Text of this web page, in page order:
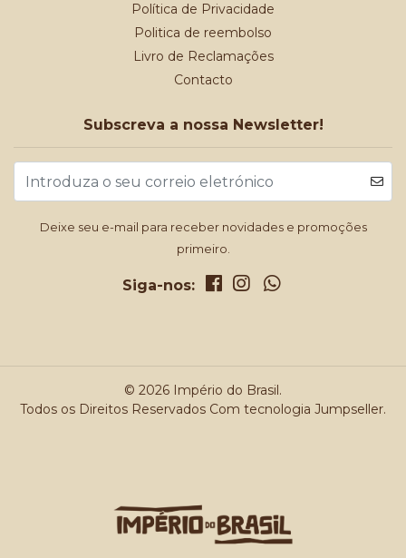
Política de Privacidade
Politica de reembolso
Livro de Reclamações
Contacto
Subscreva a nossa Newsletter!
Deixe seu e-mail para receber novidades e promoções
primeiro.
Siga-nos:
© 2026 Império do Brasil.
Todos os Direitos Reservados Com tecnologia Jumpseller.